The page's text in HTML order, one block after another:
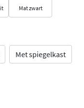
Mat zwart
Met spiegelkast